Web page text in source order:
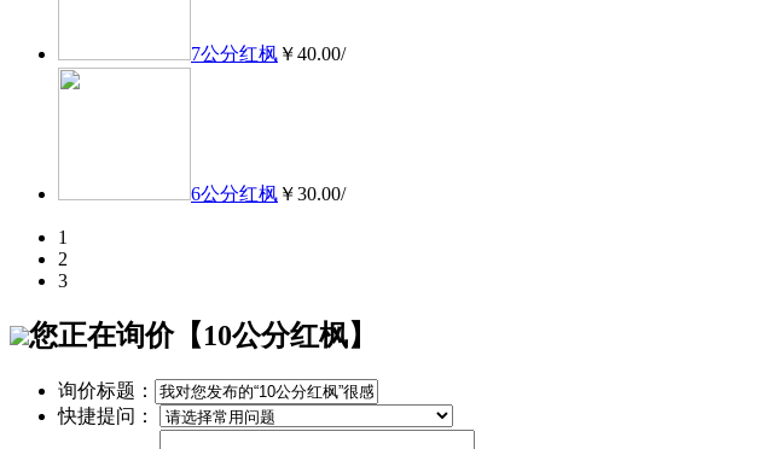
7公分红枫 ￥40.00/
6公分红枫 ￥30.00/
1
2
3
您正在询价【10公分红枫】
询价标题：
快捷提问：